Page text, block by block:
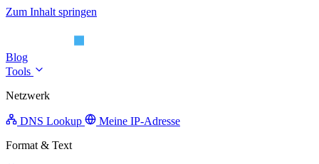
Zum Inhalt springen
Blog
Tools
Netzwerk
DNS Lookup
Meine IP-Adresse
Format & Text